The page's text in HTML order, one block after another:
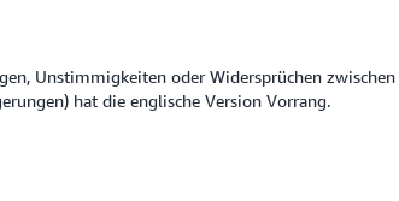
Unstimmigkeiten oder Widersprüchen
hat die englische Version Vorrang.